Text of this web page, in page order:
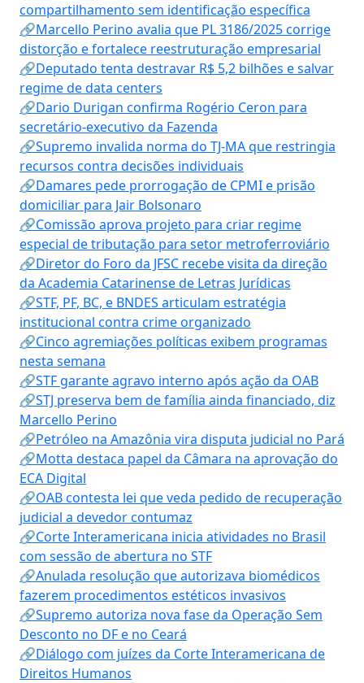
compartilhamento sem identificação específica
🔗Marcello Perino avalia que PL 3186/2025 corrige
distorção e fortalece reestruturação empresarial
🔗Deputado tenta destravar R$ 5,2 bilhões e salvar
regime de data centers
🔗Dario Durigan confirma Rogério Ceron para
secretário-executivo da Fazenda
🔗Supremo invalida norma do TJ-MA que restringia
recursos contra decisões individuais
🔗Damares pede prorrogação de CPMI e prisão
domiciliar para Jair Bolsonaro
🔗Comissão aprova projeto para criar regime
especial de tributação para setor metroferroviário
🔗Diretor do Foro da JFSC recebe visita da direção
da Academia Catarinense de Letras Jurídicas
🔗STF, PF, BC, e BNDES articulam estratégia
institucional contra crime organizado
🔗Cinco agremiações políticas exibem programas
nesta semana
🔗STF garante agravo interno após ação da OAB
🔗STJ preserva bem de família ainda financiado, diz
Marcello Perino
🔗Petróleo na Amazônia vira disputa judicial no Pará
🔗Motta destaca papel da Câmara na aprovação do
ECA Digital
🔗OAB contesta lei que veda pedido de recuperação
judicial a devedor contumaz
🔗Corte Interamericana inicia atividades no Brasil
com sessão de abertura no STF
🔗Anulada resolução que autorizava biomédicos
fazerem procedimentos estéticos invasivos
🔗Supremo autoriza nova fase da Operação Sem
Desconto no DF e no Ceará
🔗Diálogo com juízes da Corte Interamericana de
Direitos Humanos